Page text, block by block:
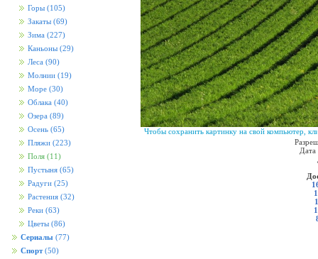
Горы (105)
Закаты (69)
Зима (227)
Каньоны (29)
Леса (90)
Молнии (19)
Море (30)
Облака (40)
Озера (89)
Осень (65)
Пляжи (223)
Поля (11)
Пустыня (65)
Радуги (25)
Растения (32)
Реки (63)
Цветы (86)
Сериалы (77)
Спорт (50)
Чтобы сохранить картинку на свой компьютер,
Дата